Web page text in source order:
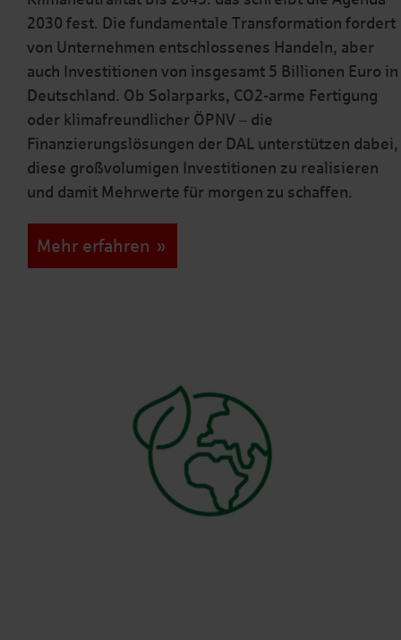
2030 fest. Die fundamentale Transformation fordert
von Unternehmen entschlossenes Handeln, aber
auch Investitionen von insgesamt 5 Billionen Euro in
Deutschland. Ob Solarparks, CO2-arme Fertigung
oder klimafreundlicher ÖPNV – die
Finanzierungslösungen der DAL unterstützen dabei,
diese großvolumigen Investitionen zu realisieren
und damit Mehrwerte für morgen zu schaffen.
Mehr erfahren